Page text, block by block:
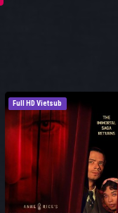
Full HD Vietsub